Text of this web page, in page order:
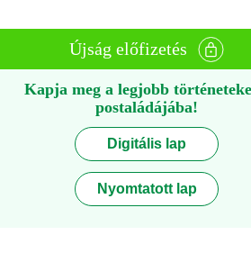
Újság előfizetés
Kapja meg a legjobb
postaládájába!
Digitális lap
Nyomtatott lap